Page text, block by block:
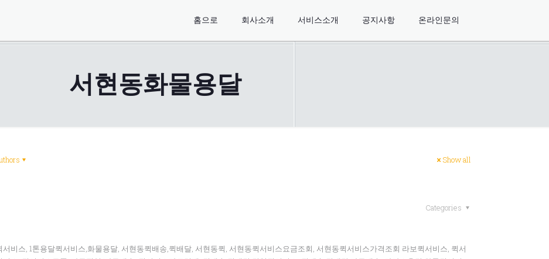
홈으로 회사소개 서비스소개 공지사항 온라인문의
서현동화물용달
Show all
Categories
비스, 1톤용달퀵서비스,화물용달, 서현동퀵배송,퀵배달, 서현동퀵, 서현동퀵서비스요금조회, 서현동퀵서비스가격조회 라보퀵서비스, 퀵서